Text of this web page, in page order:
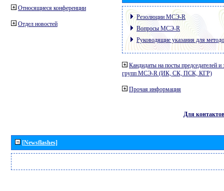
Относящиеся конференции
Отдел новостей
Резолюции МСЭ-R
Вопросы МСЭ-R
Руководящие указания для
Кандидаты на посты председателей и
групп МСЭ-R (ИК, СК, ПСК, КГР)
Прочая информация
Для контактов
[Newsflashes]